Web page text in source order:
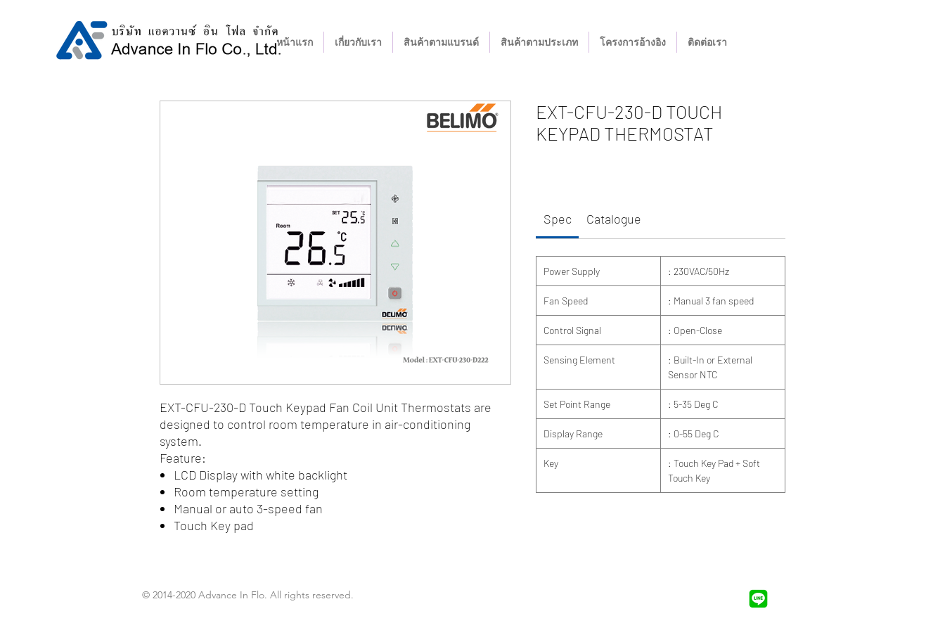
หน้าแรก เกี่ยวกับเรา สินค้าตามแบรนด์ สินค้าตามประเภท โครงการอ้างอิง ติดต่อเรา
EXT-CFU-230-D Touch Keypad Fan Coil Unit Thermostats are
designed to control room temperature in air-conditioning
system.
Feature:
LCD Display with white backlight
Room temperature setting
Manual or auto 3-speed fan
Touch Key pad
EXT-CFU-230-D TOUCH
KEYPAD THERMOSTAT
Spec Catalogue
Power Supply : 230VAC/50Hz
Fan Speed : Manual 3 fan speed
Control Signal : Open-Close
Sensing Element
: Built-In or External
Sensor NTC
Set Point Range : 5-35 Deg C
Display Range : 0-55 Deg C
Key
: Touch Key Pad + Soft
Touch Key
© 2014-2020 Advance In Flo. All rights reserved.